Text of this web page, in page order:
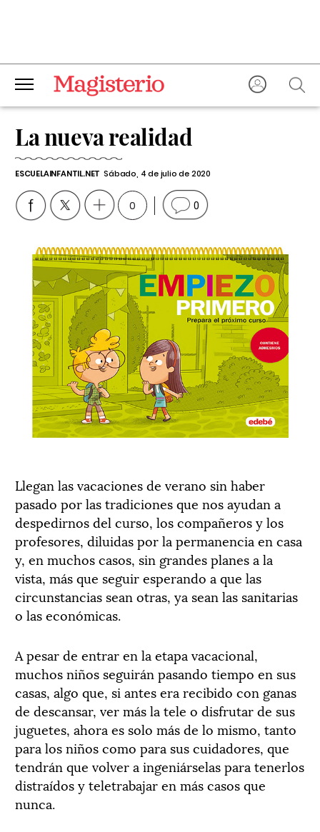
La nueva realidad
ESCUELAINFANTIL.NET Sábado, 4 de julio de 2020
0 0
Llegan las vacaciones de verano sin haber
pasado por las tradiciones que nos ayudan a
despedirnos del curso, los compañeros y los
profesores, diluidas por la permanencia en casa
y, en muchos casos, sin grandes planes a la
vista, más que seguir esperando a que las
circunstancias sean otras, ya sean las sanitarias
o las económicas.
A pesar de entrar en la etapa vacacional,
muchos niños seguirán pasando tiempo en sus
casas, algo que, si antes era recibido con ganas
de descansar, ver más la tele o disfrutar de sus
juguetes, ahora es solo más de lo mismo, tanto
para los niños como para sus cuidadores, que
tendrán que volver a ingeniárselas para tenerlos
distraídos y teletrabajar en más casos que
nunca.